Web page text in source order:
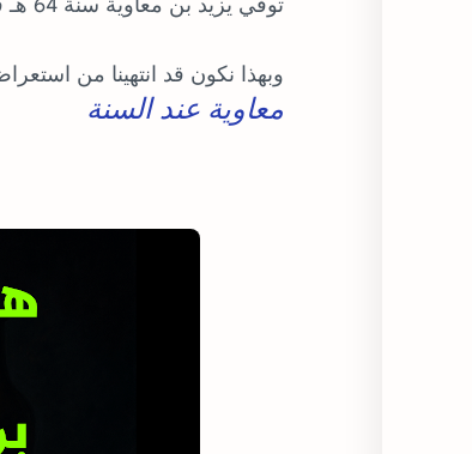
وبهذا نكون قد انتهينا من
معاوية عند السنة